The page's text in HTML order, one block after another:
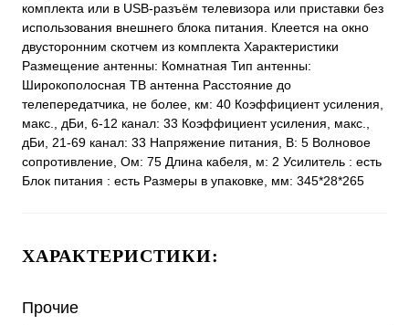
комплекта или в USB-разъём телевизора или приставки без
использования внешнего блока питания. Клеется на окно
двусторонним скотчем из комплекта Характеристики
Размещение антенны: Комнатная Тип антенны:
Широкополосная ТВ антенна Расстояние до
телепередатчика, не более, км: 40 Коэффициент усиления,
макс., дБи, 6-12 канал: 33 Коэффициент усиления, макс.,
дБи, 21-69 канал: 33 Напряжение питания, В: 5 Волновое
сопротивление, Ом: 75 Длина кабеля, м: 2 Усилитель : есть
Блок питания : есть Размеры в упаковке, мм: 345*28*265
ХАРАКТЕРИСТИКИ:
Прочие